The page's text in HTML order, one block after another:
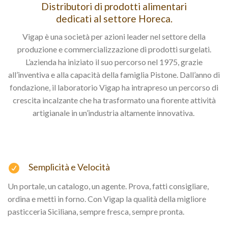
Distributori di prodotti alimentari
dedicati al settore Horeca.
Vigap è una società per azioni leader nel settore della
produzione e commercializzazione di prodotti surgelati.
L’azienda ha iniziato il suo percorso nel 1975, grazie
all’inventiva e alla capacità della famiglia Pistone. Dall’anno di
fondazione, il laboratorio Vigap ha intrapreso un percorso di
crescita incalzante che ha trasformato una fiorente attività
artigianale in un’industria altamente innovativa.
Semplicità e Velocità
Un portale, un catalogo, un agente. Prova, fatti consigliare,
ordina e metti in forno. Con Vigap la qualità della migliore
pasticceria Siciliana, sempre fresca, sempre pronta.